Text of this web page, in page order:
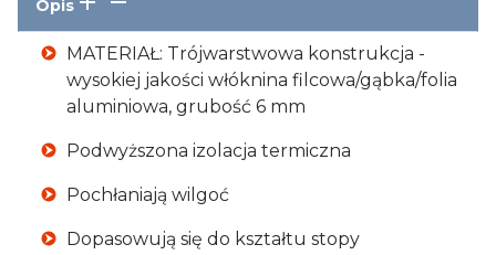
Opis
MATERIAŁ: Trójwarstwowa konstrukcja -
wysokiej jakości włóknina filcowa/gąbka/folia
aluminiowa, grubość 6 mm
Podwyższona izolacja termiczna
Pochłaniają wilgoć
Dopasowują się do kształtu stopy